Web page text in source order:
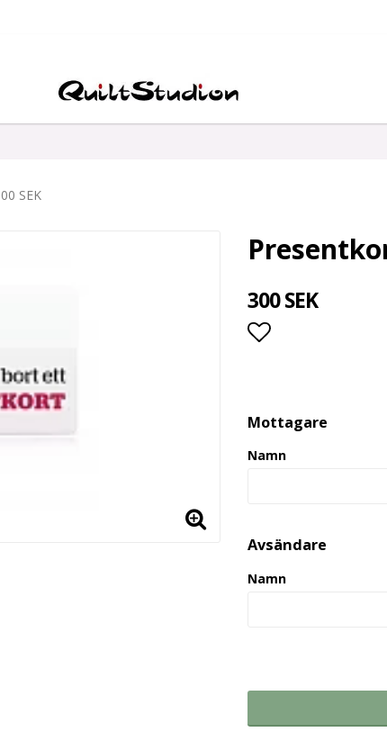
SEK
300 SEK
Mottagare
Namn
Avsändare
Namn